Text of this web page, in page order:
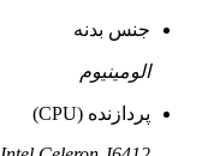
جنس بدنه
الومینیوم
پردازنده (CPU)